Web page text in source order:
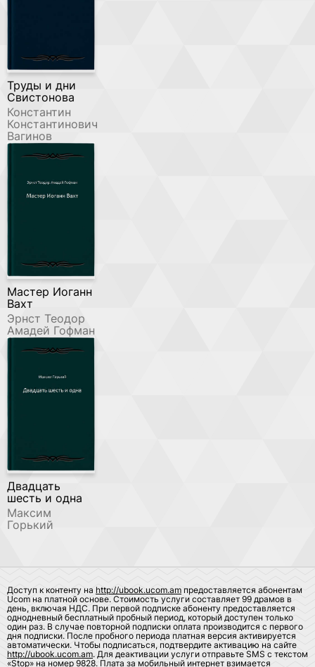
Труды и дни
Свистонова
Константин
Константинович
Вагинов
Мастер Иоганн
Вахт
Эрнст Теодор
Амадей Гофман
Двадцать
шесть и одна
Максим
Горький
Доступ к контенту на http://ubook.ucom.am предоставляется абонентам
Ucom на платной основе. Стоимость услуги составляет 99 драмов в
день, включая НДС. При первой подписке абоненту предоставляется
однодневный бесплатный пробный период, который доступен только
один раз. В случае повторной подписки оплата производится с первого
дня подписки. После пробного периода платная версия активируется
автоматически. Чтобы подписаться, подтвердите активацию на сайте
http://ubook.ucom.am. Для деактивации услуги отправьте SMS с текстом
«Stop» на номер 9828. Плата за мобильный интернет взимается